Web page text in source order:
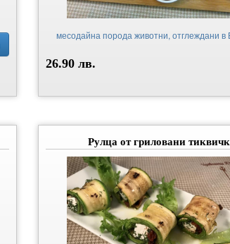
месодайна порода животни, отглеждани в
26.90 лв.
Рулца от гриловани